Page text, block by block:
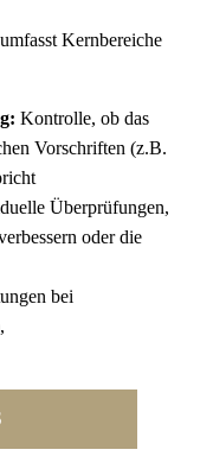
Kernbereiche
Kontrolle, ob das
Vorschriften (z.B.
Überprüfungen,
oder die
bei